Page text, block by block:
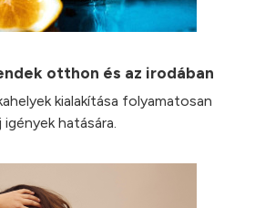
otthon és az irodában
kialakítása folyamatosan
hatására.